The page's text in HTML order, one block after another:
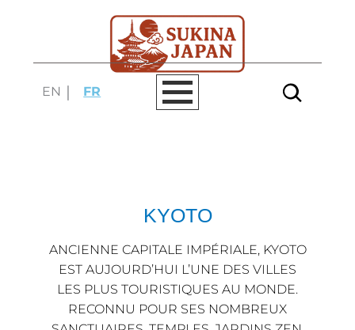
EN FR
KYOTO
ANCIENNE CAPITALE IMPÉRIALE, KYOTO
EST AUJOURD’HUI L’UNE DES VILLES
LES PLUS TOURISTIQUES AU MONDE.
RECONNU POUR SES NOMBREUX